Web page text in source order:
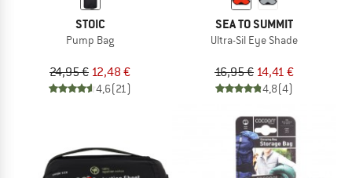
STOIC
Pump Bag
24,95 € 12,48 €
4,6(21)
SEA TO SUMMIT
Ultra-Sil Eye Shade
16,95 € 14,41 €
4,8(4)